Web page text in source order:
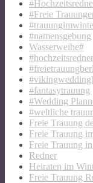
#Freie
#namensgebung
Wasserweihe#
#fantasytrauung
#Wedding
#weltliche
Freie Trauung
Freie Trauung
Freie Trauung
Redner
Heiraten im
Freie Trauung